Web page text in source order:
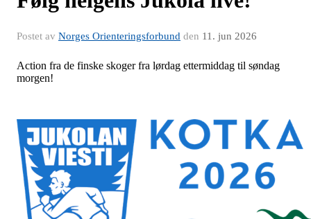
Postet av Norges Orienteringsforbund den 11. jun 2026
Action fra de finske skoger fra lørdag ettermiddag til søndag
morgen!